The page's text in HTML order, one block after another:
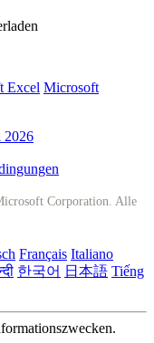
Excel Microsoft
2026
Corporation. Alle
Français Italiano
한국어 日本語 Tiếng